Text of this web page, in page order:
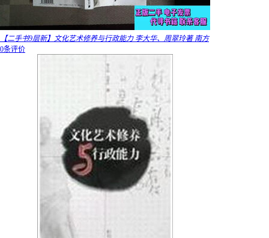
【二手书9层新】文化艺术修养与行政能力 李大华、周翠玲著 南方
0条评价